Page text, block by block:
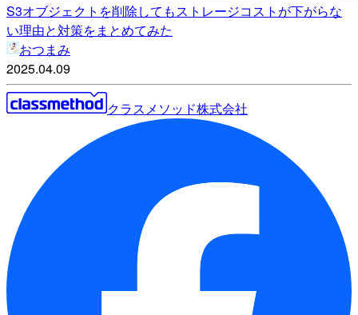
S3オブジェクトを削除してもストレージコストが下がらな
い理由と対策をまとめてみた
おつまみ
2025.04.09
クラスメソッド株式会社